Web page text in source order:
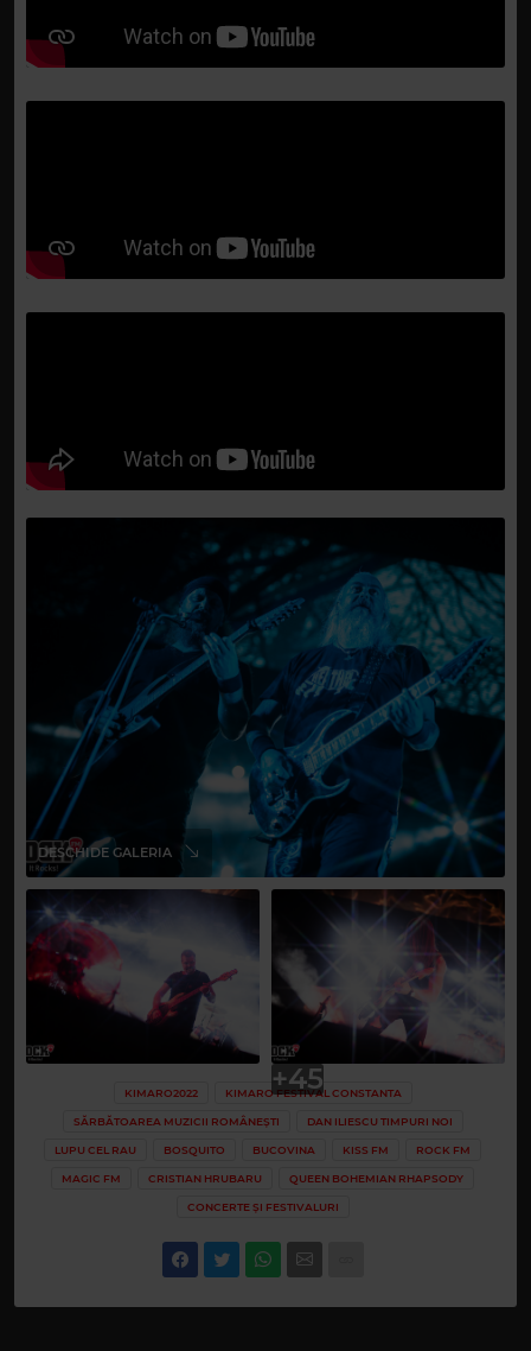
DESCHIDE GALERIA
+45
KIMARO2022 KIMARO FESTIVAL CONSTANTA
SĂRBĂTOAREA MUZICII ROMÂNEȘTI DAN ILIESCU TIMPURI NOI
LUPU CEL RAU BOSQUITO BUCOVINA KISS FM ROCK FM
MAGIC FM CRISTIAN HRUBARU QUEEN BOHEMIAN RHAPSODY
CONCERTE ȘI FESTIVALURI